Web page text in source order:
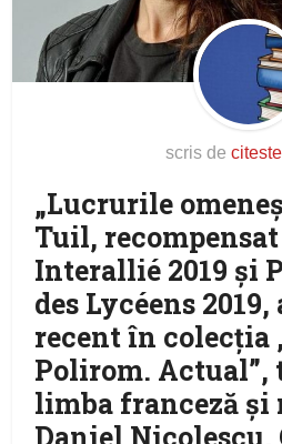
scris de
„Lucrurile
Tuil,
Interallié 2019 şi
des Lycéens
recent în colecţia
Polirom. Actual”,
limba franceză şi
Daniel Nicolescu.